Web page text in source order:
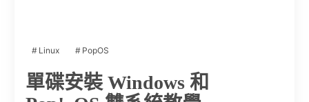
Linux PopOS
單碟安裝 Windows 和